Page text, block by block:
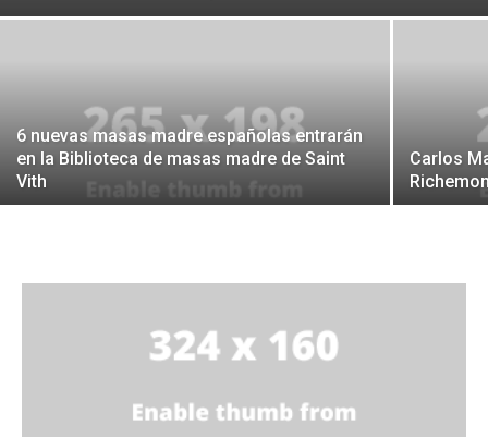
6 nuevas masas madre españolas entrarán
en la Biblioteca de masas madre de Saint
Vith
Carlos